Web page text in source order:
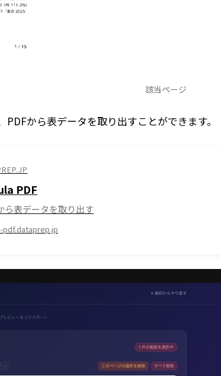
該当ページ
から表データを取り出すことができます。
PDF
ら表データを取り出す
pdf.dataprep.jp